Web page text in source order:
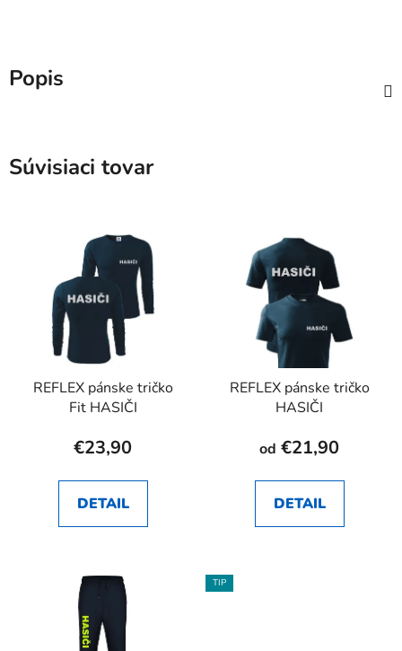
Popis
Súvisiaci tovar
REFLEX pánske tričko
Fit HASIČI
€23,90
DETAIL
REFLEX pánske tričko
HASIČI
od €21,90
DETAIL
TIP